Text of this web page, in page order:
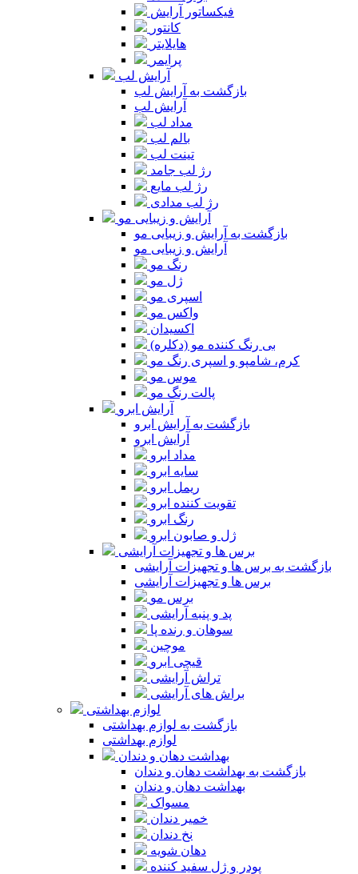
فیکساتور آرایش
کانتور
هایلایتر
پرایمر
آرایش لب
بازگشت به آرایش لب
آرایش لب
مداد لب
بالم لب
تینت لب
رژ لب جامد
رژ لب مایع
رژ لب مدادی
آرایش و زیبایی مو
بازگشت به آرایش و زیبایی مو
آرایش و زیبایی مو
رنگ مو
ژل مو
اسپری مو
واکس مو
اکسیدان
بی رنگ کننده مو (دکلره)
کرم، شامپو و اسپری رنگ مو
موس مو
پالت رنگ مو
آرایش ابرو
بازگشت به آرایش ابرو
آرایش ابرو
مداد ابرو
سایه ابرو
ریمل ابرو
تقویت کننده ابرو
رنگ ابرو
ژل و صابون ابرو
برس ها و تجهیزات آرایشی
بازگشت به برس ها و تجهیزات آرایشی
برس ها و تجهیزات آرایشی
برس مو
پد و پنبه آرایشی
سوهان و رنده پا
موچین
قیچی ابرو
تراش آرایشی
براش های آرایشی
لوازم بهداشتی
بازگشت به لوازم بهداشتی
لوازم بهداشتی
بهداشت دهان و دندان
بازگشت به بهداشت دهان و دندان
بهداشت دهان و دندان
مسواک
خمیر دندان
نخ دندان
دهان شویه
پودر و ژل سفید کننده